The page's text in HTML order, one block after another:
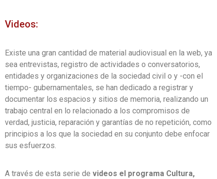
Videos:
Existe una gran cantidad de material audiovisual en la web, ya
sea entrevistas, registro de actividades o conversatorios,
entidades y organizaciones de la sociedad civil o y -con el
tiempo- gubernamentales, se han dedicado a registrar y
documentar los espacios y sitios de memoria, realizando un
trabajo central en lo relacionado a los compromisos de
verdad, justicia, reparación y garantías de no repetición, como
principios a los que la sociedad en su conjunto debe enfocar
sus esfuerzos.
A través de esta serie de videos el programa Cultura,